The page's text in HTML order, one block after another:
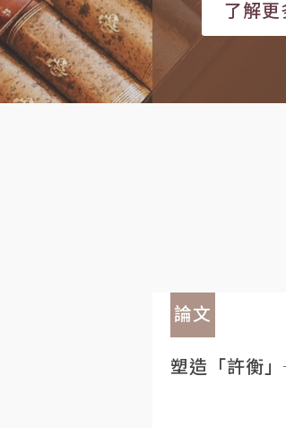
了解更
論文
塑造「許衡